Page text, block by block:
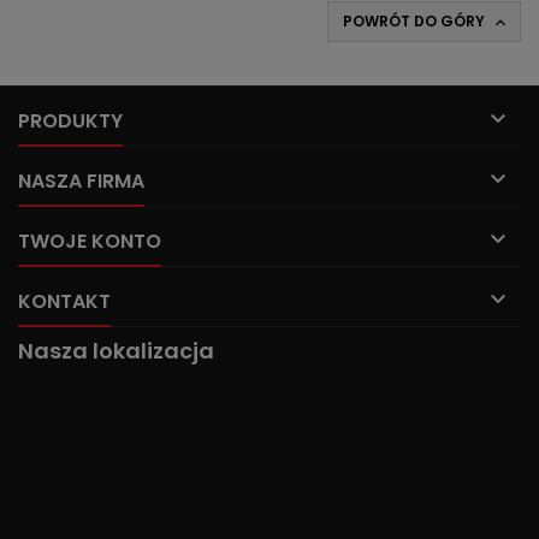
POWRÓT DO GÓRY 
PRODUKTY 
NASZA FIRMA 
TWOJE KONTO 
KONTAKT 
Nasza lokalizacja